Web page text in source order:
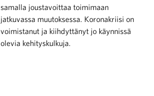
samalla joustavoittaa toimimaan
jatkuvassa muutoksessa. Koronakriisi on
voimistanut ja kiihdyttänyt jo käynnissä
olevia kehityskulkuja.